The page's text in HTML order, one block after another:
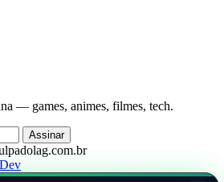
— games, animes, filmes, tech.
Assinar